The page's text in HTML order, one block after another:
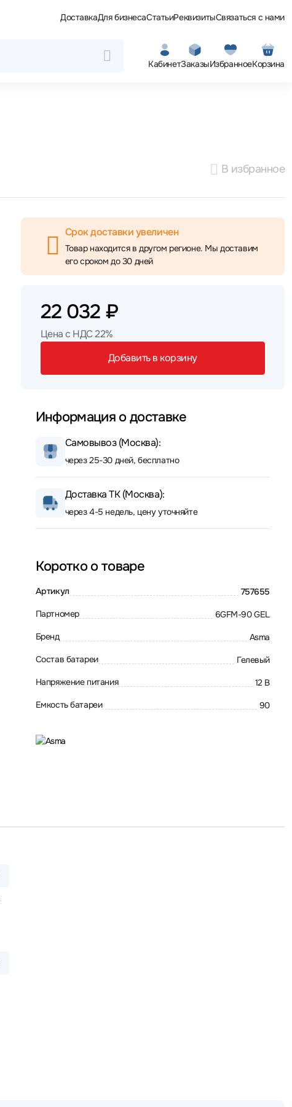
ДоставкаДля бизнесаСтатьиРеквизитыСвязаться с нами
КабинетЗаказыИзбранноеКорзина
В избранное
Срок доставки увеличен
Товар находится в другом регионе. Мы доставим
его сроком до 30 дней
22 032 ₽
Цена с НДС 22%
Добавить в корзину
Информация о доставке
Самовывоз (Москва):
через 25-30 дней, бесплатно
Доставка ТК (Москва):
через 4-5 недель, цену уточняйте
Коротко о товаре
Артикул 757655
Партномер 6GFM-90 GEL
Бренд Asma
Состав батареи Гелевый
Напряжение питания 12 В
Емкость батареи 90